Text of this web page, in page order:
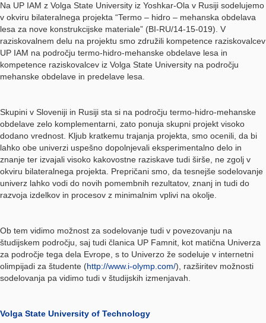
Na UP IAM z Volga State University iz Yoshkar-Ola v Rusiji sodelujemo
v okviru bilateralnega projekta “Termo – hidro – mehanska obdelava
lesa za nove konstrukcijske materiale” (BI-RU/14-15-019). V
raziskovalnem delu na projektu smo združili kompetence raziskovalcev
UP IAM na področju termo-hidro-mehanske obdelave lesa in
kompetence raziskovalcev iz Volga State University na področju
mehanske obdelave in predelave lesa.
Skupini v Sloveniji in Rusiji sta si na področju termo-hidro-mehanske
obdelave zelo komplementarni, zato ponuja skupni projekt visoko
dodano vrednost. Kljub kratkemu trajanja projekta, smo ocenili, da bi
lahko obe univerzi uspešno dopolnjevali eksperimentalno delo in
znanje ter izvajali visoko kakovostne raziskave tudi širše, ne zgolj v
okviru bilateralnega projekta. Prepričani smo, da tesnejše sodelovanje
univerz lahko vodi do novih pomembnih rezultatov, znanj in tudi do
razvoja izdelkov in procesov z minimalnim vplivi na okolje.
Ob tem vidimo možnost za sodelovanje tudi v povezovanju na
študijskem področju, saj tudi članica UP Famnit, kot matična Univerza
za področje tega dela Evrope, s to Univerzo že sodeluje v internetni
olimpijadi za študente (http://www.i-olymp.com/), razširitev možnosti
sodelovanja pa vidimo tudi v študijskih izmenjavah.
Volga State University of Technology